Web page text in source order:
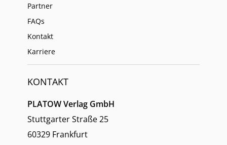
Partner
FAQs
Kontakt
Karriere
KONTAKT
PLATOW Verlag GmbH
Stuttgarter Straße 25
60329 Frankfurt